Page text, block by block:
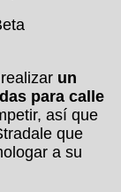
un
para calle
así que
que
a su